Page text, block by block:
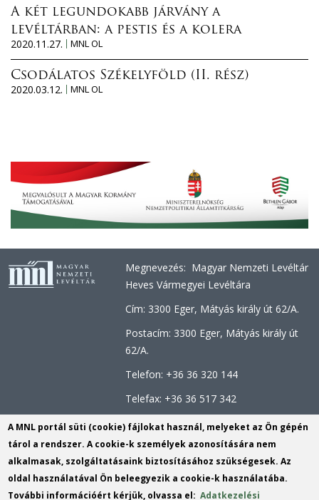
A két legundokabb járvány a
levéltárban: a pestis és a kolera
2020.11.27.
MNL OL
Csodálatos Székelyföld (II. rész)
2020.03.12.
MNL OL
Megnevezés: Magyar Nemzeti Levéltár
Heves Vármegyei Levéltára
Cím: 3300 Eger, Mátyás király út 62/A.
Postacím: 3300 Eger, Mátyás király út
62/A.
Telefon: +36 36 320 144
Telefax: +36 36 517 342
Hivatali kapu
KRID: 764313195
Központi Érkeztetési Rendszer (KÉR)
azonosító: MNL HML
KRID: 113809158 E-mail:
A MNL portál süti (cookie) fájlokat használ, melyeket az Ön gépén
tárol a rendszer. A cookie-k személyek azonosítására nem
alkalmasak, szolgáltatásaink biztosításához szükségesek. Az
oldal használatával Ön beleegyezik a cookie-k használatába.
További információért kérjük, olvassa el:Adatkezelési